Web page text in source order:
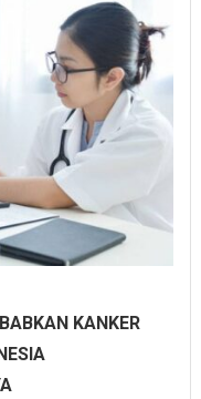
KANKER